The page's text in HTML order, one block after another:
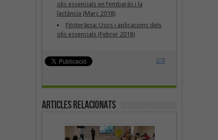
olis essencials en l’embaràs i la
lactància (Març 2018)
Fitoteràpia: Usos i aplicacions dels
olis essencials (Febrer 2018)
Articles Relacionats